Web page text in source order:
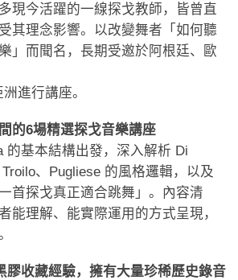
現今活躍的一線探戈教師，皆曾直
其理念影響。以改變舞者「如何聽
」而聞名，長期受邀於阿根廷、歐
進行講座。
的6場精選探戈音樂講座
的基本結構出發，深入解析 Di
、Pugliese 的風格邏輯，以及
首探戈真正適合跳舞」。內容清
能理解、能實際運用的方式呈現，
膠收藏經驗，擁有大量珍稀歷史錄音